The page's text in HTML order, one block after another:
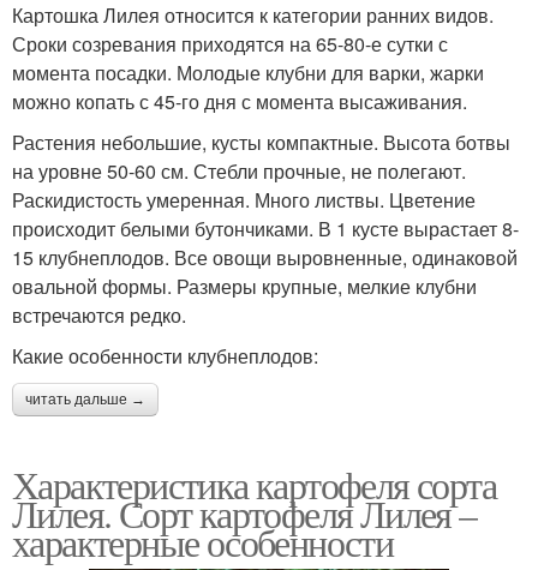
Картошка Лилея относится к категории ранних видов.
Сроки созревания приходятся на 65-80-е сутки с
момента посадки. Молодые клубни для варки, жарки
можно копать с 45-го дня с момента высаживания.
Растения небольшие, кусты компактные. Высота ботвы
на уровне 50-60 см. Стебли прочные, не полегают.
Раскидистость умеренная. Много листвы. Цветение
происходит белыми бутончиками. В 1 кусте вырастает 8-
15 клубнеплодов. Все овощи выровненные, одинаковой
овальной формы. Размеры крупные, мелкие клубни
встречаются редко.
Какие особенности клубнеплодов:
читать дальше →
Характеристика картофеля сорта
Лилея. Сорт картофеля Лилея –
характерные особенности